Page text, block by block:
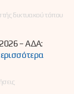
δικτυακού τόπου
– ΑΔΑ: